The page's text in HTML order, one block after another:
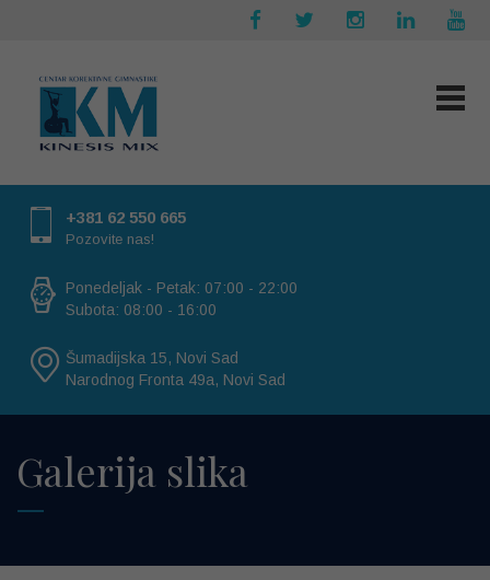
+381 62 550 665
Pozovite nas!
Ponedeljak - Petak: 07:00 - 22:00
Subota: 08:00 - 16:00
Šumadijska 15, Novi Sad
Narodnog Fronta 49a, Novi Sad
Galerija slika